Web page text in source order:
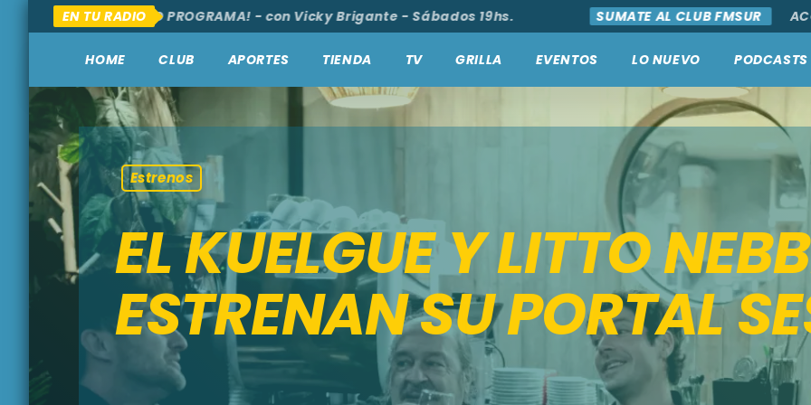
EN TU RADIO
¡NUEVO PROGRAMA! - con Vicky Brigante - Sábados 19hs. SUMATE AL CLUB FMSUR
HOME CLUB APORTES TIENDA TV GRILLA EVENTOS LO NUEVO PODCASTS
Estrenos
EL KUELGUE Y LITTO
ESTRENAN SU PORTAL